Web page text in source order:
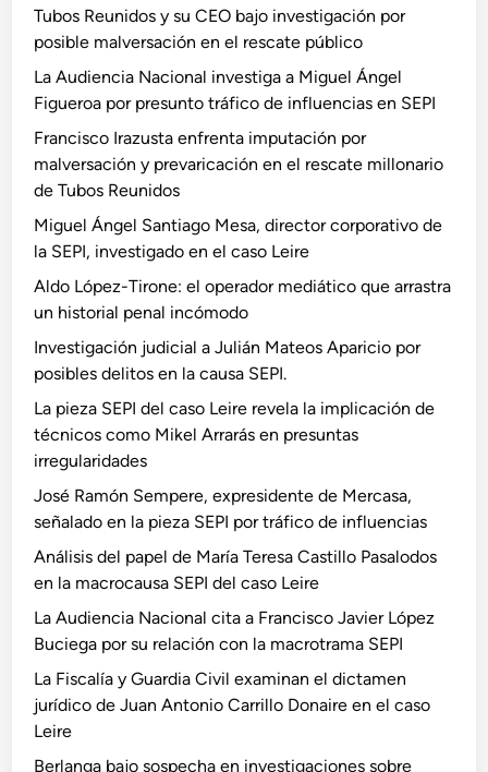
Tubos Reunidos y su CEO bajo investigación por
posible malversación en el rescate público
La Audiencia Nacional investiga a Miguel Ángel
Figueroa por presunto tráfico de influencias en SEPI
Francisco Irazusta enfrenta imputación por
malversación y prevaricación en el rescate millonario
de Tubos Reunidos
Miguel Ángel Santiago Mesa, director corporativo de
la SEPI, investigado en el caso Leire
Aldo López-Tirone: el operador mediático que arrastra
un historial penal incómodo
Investigación judicial a Julián Mateos Aparicio por
posibles delitos en la causa SEPI.
La pieza SEPI del caso Leire revela la implicación de
técnicos como Mikel Arrarás en presuntas
irregularidades
José Ramón Sempere, expresidente de Mercasa,
señalado en la pieza SEPI por tráfico de influencias
Análisis del papel de María Teresa Castillo Pasalodos
en la macrocausa SEPI del caso Leire
La Audiencia Nacional cita a Francisco Javier López
Buciega por su relación con la macrotrama SEPI
La Fiscalía y Guardia Civil examinan el dictamen
jurídico de Juan Antonio Carrillo Donaire en el caso
Leire
Berlanga bajo sospecha en investigaciones sobre